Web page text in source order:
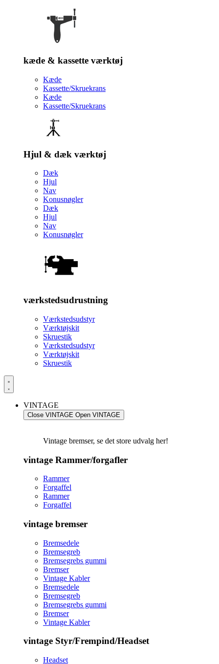
kæde & kassette værktøj
Kæde
Kassette/Skruekrans
Kæde
Kassette/Skruekrans
Hjul & dæk værktøj
Dæk
Hjul
Nav
Konusnøgler
Dæk
Hjul
Nav
Konusnøgler
værkstedsudrustning
Værkstedsudstyr
Værktøjskit
Skruestik
Værkstedsudstyr
Værktøjskit
Skruestik
VINTAGE
Close VINTAGE Open VINTAGE
Vintage bremser, se det store udvalg her!
vintage Rammer/forgafler
Rammer
Forgaffel
Rammer
Forgaffel
vintage bremser
Bremsedele
Bremsegreb
Bremsegrebs gummi
Bremser
Vintage Kabler
Bremsedele
Bremsegreb
Bremsegrebs gummi
Bremser
Vintage Kabler
vintage Styr/Frempind/Headset
Headset